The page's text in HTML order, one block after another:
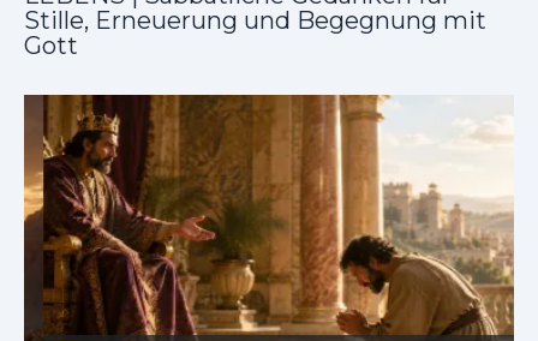
Stille, Erneuerung und Begegnung mit
Gott